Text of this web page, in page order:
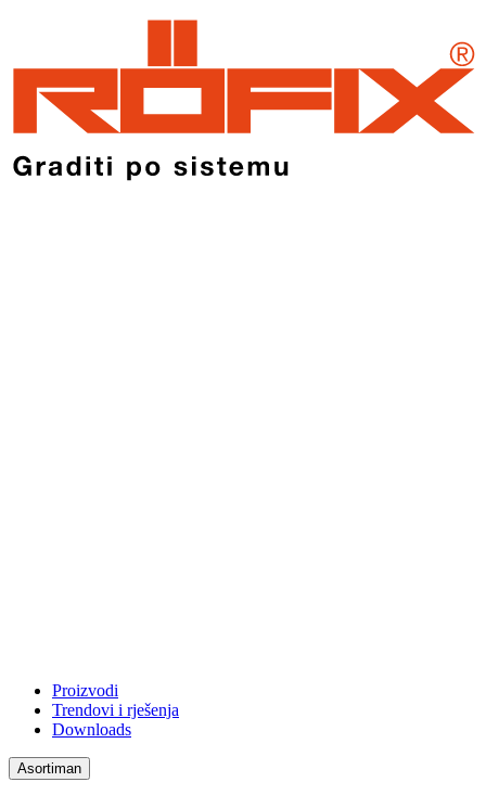
Proizvodi
Trendovi i rješenja
Downloads
Asortiman